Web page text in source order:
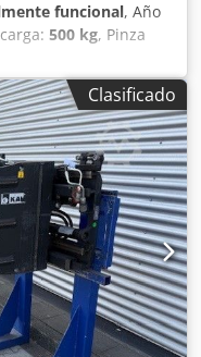
funcional, Año
500 kg, Pinza
ISO: ISO clase 2
su uso y totalmente
técnico: bueno
Capacidad 500 kg /
mm Anchura del
1500 mm ID
Clasificado